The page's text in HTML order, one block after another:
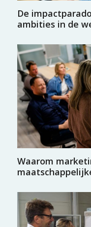
De
ambities in de
Waarom